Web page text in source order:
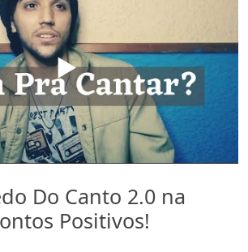
▶️
Do Canto 2.0 na
Positivos!